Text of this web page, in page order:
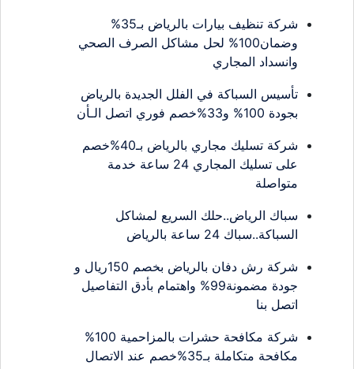
شركة تنظيف بيارات بالرياض بـ35%
وضمان100% لحل مشاكل الصرف الصحي
وانسداد المجاري
تأسيس السباكة في الفلل الجديدة بالرياض
بجودة 100% و33%خصم فوري اتصل الـأن
شركة تسليك مجاري بالرياض بـ40%خصم
على تسليك المجاري 24 ساعة خدمة
متواصلة
سباك الرياض..حلك السريع لمشاكل
السباكة..سباك 24 ساعة بالرياض
شركة رش دفان بالرياض بخصم 150ريال و
جودة مضمونة99% واهتمام بأدق التفاصيل
اتصل بنا
شركة مكافحة حشرات بالمزاحمية 100%
مكافحة متكاملة بـ35%خصم عند الاتصال